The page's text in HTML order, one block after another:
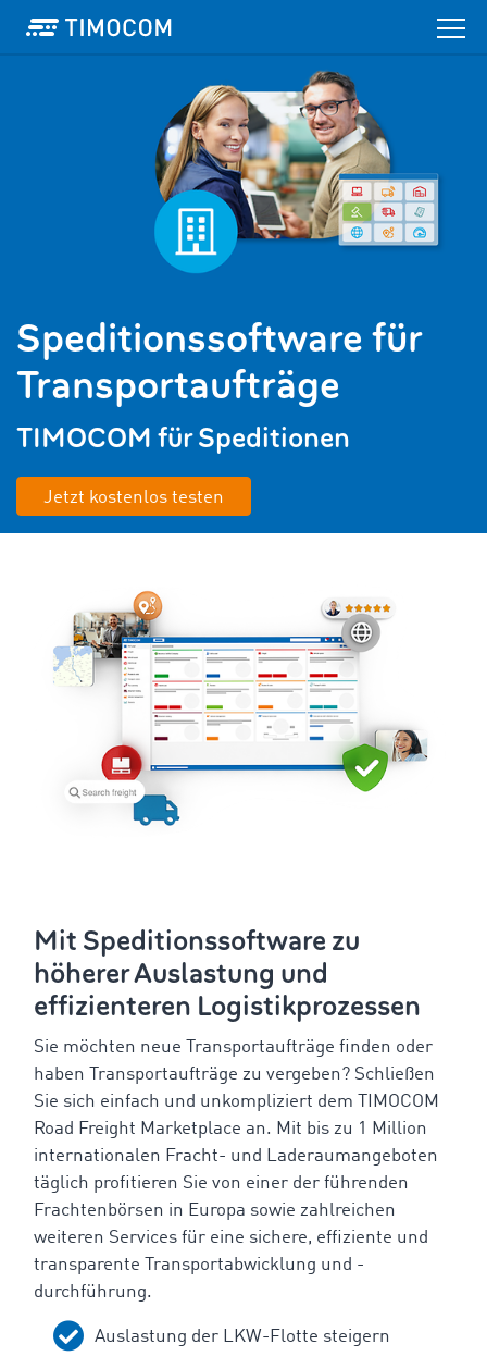
Speditionssoftware für
Transportaufträge
TIMOCOM für Speditionen
Jetzt kostenlos testen
Mit Speditionssoftware zu
höherer Auslastung und
effizienteren Logistikprozessen
Sie möchten neue Transportaufträge finden oder
haben Transportaufträge zu vergeben? Schließen
Sie sich einfach und unkompliziert dem TIMOCOM
Road Freight Marketplace an. Mit bis zu 1 Million
internationalen Fracht- und Laderaumangeboten
täglich profitieren Sie von einer der führenden
Frachtenbörsen in Europa sowie zahlreichen
weiteren Services für eine sichere, effiziente und
transparente Transportabwicklung und -
durchführung.
Auslastung der LKW-Flotte steigern